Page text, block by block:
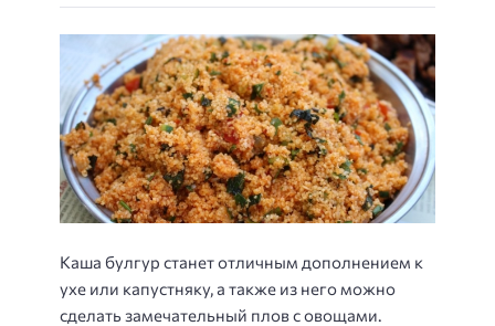
Каша булгур станет отличным дополнением к
ухе или капустняку, а также из него можно
сделать замечательный плов с овощами.